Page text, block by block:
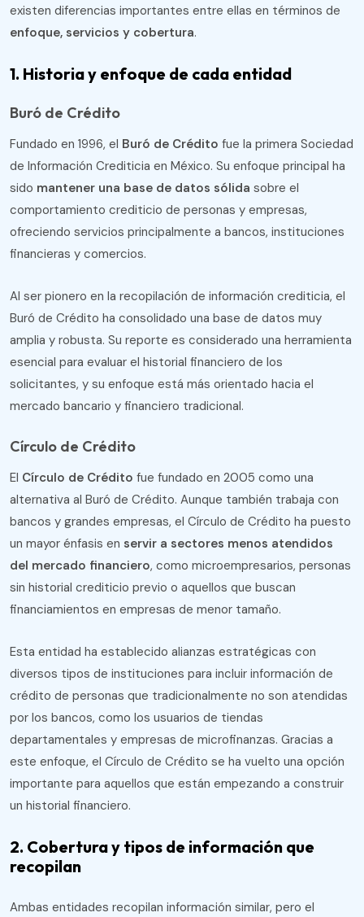
existen diferencias importantes entre ellas en términos de
enfoque, servicios y cobertura.
1. Historia y enfoque de cada entidad
Buró de Crédito
Fundado en 1996, el Buró de Crédito fue la primera Sociedad
de Información Crediticia en México. Su enfoque principal ha
sido mantener una base de datos sólida sobre el
comportamiento crediticio de personas y empresas,
ofreciendo servicios principalmente a bancos, instituciones
financieras y comercios.
Al ser pionero en la recopilación de información crediticia, el
Buró de Crédito ha consolidado una base de datos muy
amplia y robusta. Su reporte es considerado una herramienta
esencial para evaluar el historial financiero de los
solicitantes, y su enfoque está más orientado hacia el
mercado bancario y financiero tradicional.
Círculo de Crédito
El Círculo de Crédito fue fundado en 2005 como una
alternativa al Buró de Crédito. Aunque también trabaja con
bancos y grandes empresas, el Círculo de Crédito ha puesto
un mayor énfasis en servir a sectores menos atendidos
del mercado financiero, como microempresarios, personas
sin historial crediticio previo o aquellos que buscan
financiamientos en empresas de menor tamaño.
Esta entidad ha establecido alianzas estratégicas con
diversos tipos de instituciones para incluir información de
crédito de personas que tradicionalmente no son atendidas
por los bancos, como los usuarios de tiendas
departamentales y empresas de microfinanzas. Gracias a
este enfoque, el Círculo de Crédito se ha vuelto una opción
importante para aquellos que están empezando a construir
un historial financiero.
2. Cobertura y tipos de información que
recopilan
Ambas entidades recopilan información similar, pero el